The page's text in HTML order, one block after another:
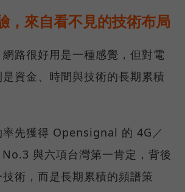
，來自看不見的技術布局
路很好用是一種感覺，但對電
資金、時間與技術的長期累積
率先獲得 Opensignal 的 4G／
與六項台灣第一肯定，背後
術，而是長期累積的頻譜策